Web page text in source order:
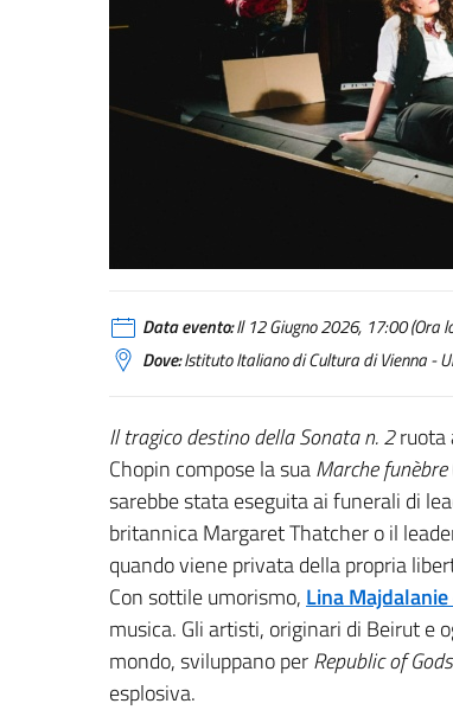
Data evento:Il 12 Giugno 2026, 17:00 (Ora
Dove:Istituto Italiano di Cultura di Vienna -
Il tragico destino della Sonata n. 2ruota
Chopin compose la suaMarche funèbre
sarebbe stata eseguita ai funerali di
britannicaMargaret Thatchero il
quando viene privata della propria
Con sottile umorismo, Lina Majdalanie
musica. Gli artisti, originari di Beirute
mondo, sviluppano perRepublic of Gods
esplosiva.